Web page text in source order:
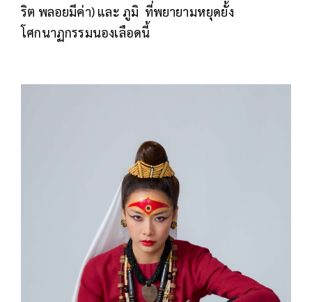
ริต พลอยมีค่า) และ ภูมิ ที่พยายามหยุดยั้ง
โศกนาฏกรรมนองเลือดนี้